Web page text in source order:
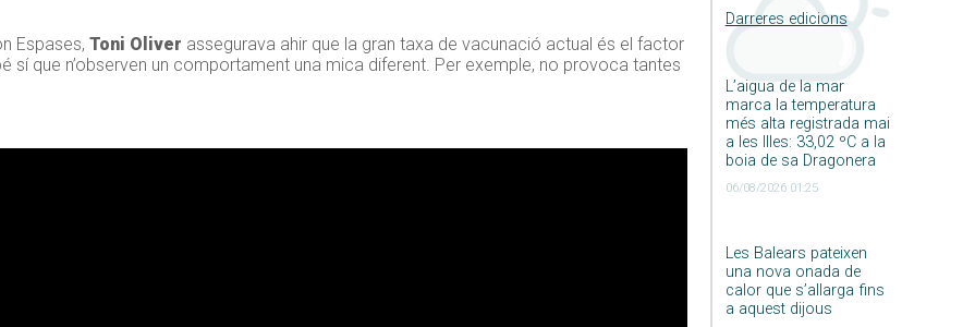
Darreres edicions
L’aigua de la mar
marca la temperatura
més alta registrada mai
a les Illes: 33,02 ºC a la
boia de sa Dragonera
06/08/2026 01:25
Les Balears pateixen
una nova onada de
calor que s’allarga fins
a aquest dijous
Espases, Toni Oliver assegurava ahir que la gran taxa de vacunació actual és el factor
sí que n’observen un comportament una mica diferent. Per exemple, no provoca tantes